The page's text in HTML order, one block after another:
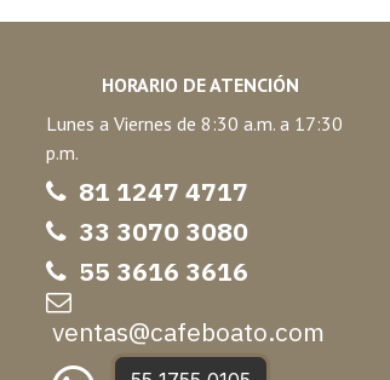
HORARIO DE ATENCIÓN
Lunes a Viernes de 8:30 a.m. a 17:30
p.m.
81 1247 4717
33 3070 3080
55 3616 3616
ventas@cafeboato.com